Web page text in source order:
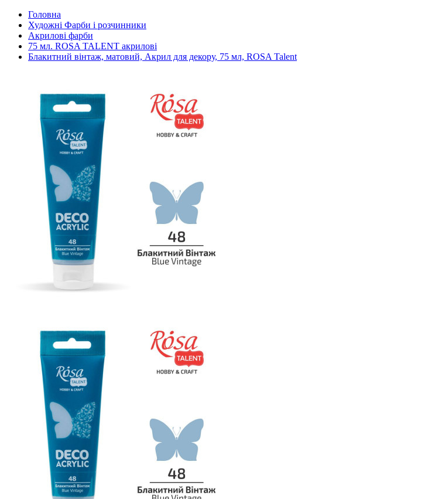
Головна
Художні Фарби і розчинники
Акрилові фарби
75 мл. ROSA TALENT акрилові
Блакитний вінтаж, матовий, Акрил для декору, 75 мл, ROSA Talent